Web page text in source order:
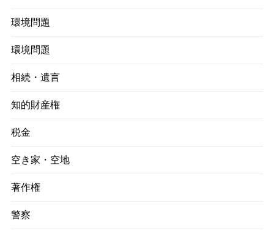
環境問題
環境問題
相続・遺言
知的財産権
税金
空き家・空地
著作権
警察